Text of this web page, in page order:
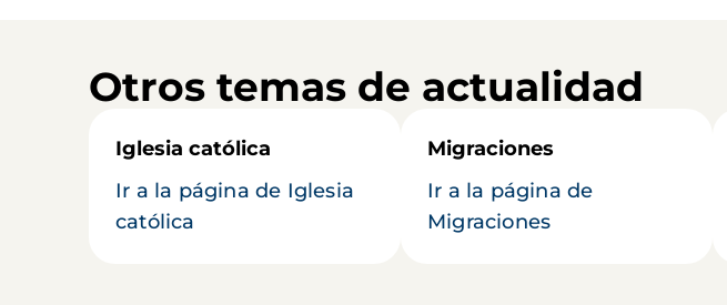
Otros temas de actualidad
Iglesia católica
Ir a la página de Iglesia
católica
Migraciones
Ir a la página de
Migraciones